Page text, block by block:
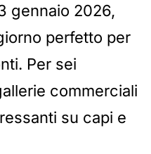
gennaio 2026,
perfetto per
Per sei
commerciali
su capi e